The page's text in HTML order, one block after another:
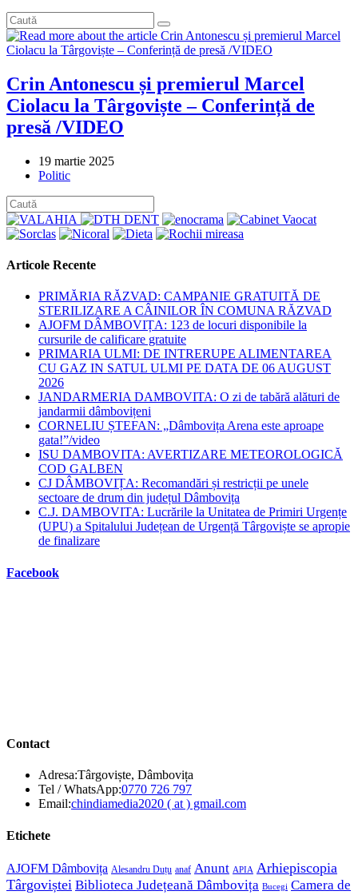
Crin Antonescu și premierul Marcel
Ciolacu la Târgoviște – Conferință de
presă /VIDEO
Post
published:
19 martie 2025
Post
Politic
Articole Recente
PRIMĂRIA RĂZVAD: CAMPANIE GRATUITĂ DE
STERILIZARE A CÂINILOR ÎN COMUNA RĂZVAD
AJOFM DÂMBOVIȚA: 123 de locuri disponibile la
cursurile de calificare gratuite
PRIMARIA ULMI: DE INTRERUPE ALIMENTAREA
CU GAZ IN SATUL ULMI PE DATA DE 06 AUGUST
2026
JANDARMERIA DAMBOVITA: O zi de tabără alături de
jandarmii dâmbovițeni
CORNELIU ȘTEFAN: „Dâmbovița Arena este aproape
gata!”/video
ISU DAMBOVITA: AVERTIZARE METEOROLOGICĂ
COD GALBEN
CJ DÂMBOVIȚA: Recomandări și restricții pe unele
sectoare de drum din județul Dâmbovița
C.J. DAMBOVITA: Lucrările la Unitatea de Primiri Urgențe
(UPU) a Spitalului Județean de Urgență Târgoviște se apropie
de finalizare
Facebook
Contact
Adresa:Târgoviște, Dâmbovița
Tel / WhatsApp:0770 726 797Opens
in
Email:chindiamedia2020 ( at ) gmail.comOpens
Etichete
AJOFM Dâmbovița Alesandru Duțu anaf Anunt APIA Arhiepiscopia
Târgoviștei Biblioteca Județeană Dâmbovița Bucegi Camera de